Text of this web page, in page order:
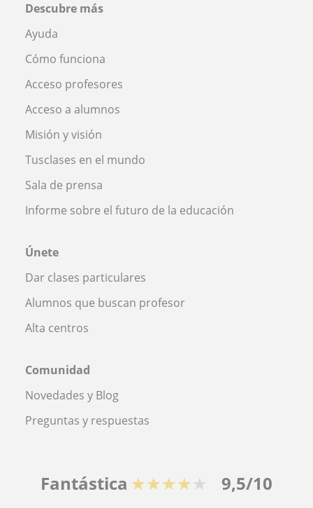
Descubre más
Ayuda
Cómo funciona
Acceso profesores
Acceso a alumnos
Misión y visión
Tusclases en el mundo
Sala de prensa
Informe sobre el futuro de la educación
Únete
Dar clases particulares
Alumnos que buscan profesor
Alta centros
Comunidad
Novedades y Blog
Preguntas y respuestas
Fantástica ★★★★★ 9,5/10